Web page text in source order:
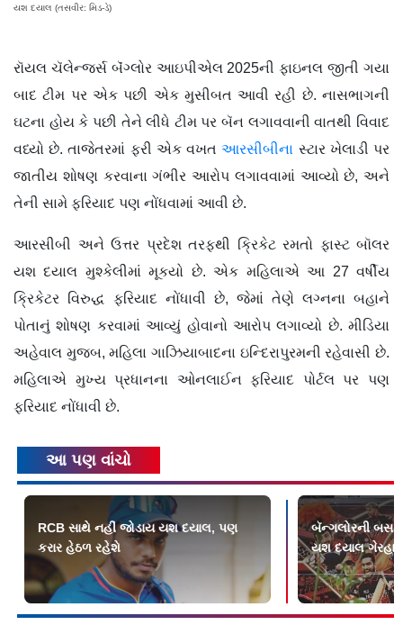
યશ દયાલ (તસવીર: મિડ-ડે)
રૉયલ ચૅલેન્જર્સ બૅંગ્લોર આઇપીએલ 2025ની ફાઇનલ જીતી ગયા
બાદ ટીમ પર એક પછી એક મુસીબત આવી રહી છે. નાસભાગની
ઘટના હોય કે પછી તેને લીધે ટીમ પર બૅન લગાવવાની વાતથી વિવાદ
વધ્યો છે. તાજેતરમાં ફરી એક વખતઆરસીબીના સ્ટાર ખેલાડી પર
જાતીય શોષણ કરવાના ગંભીર આરોપ લગાવવામાં આવ્યો છે, અને
તેની સામે ફરિયાદ પણ નોંધવામાં આવી છે.
આરસીબી અને ઉત્તર પ્રદેશ તરફથી ક્રિકેટ રમતો ફાસ્ટ બૉલર
યશ દયાલ મુશ્કેલીમાં મૂકયો છે. એક મહિલાએ આ 27 વર્ષીય
ક્રિકેટર વિરુદ્ધ ફરિયાદ નોંધાવી છે, જેમાં તેણે લગ્નના બહાને
પોતાનું શોષણ કરવામાં આવ્યું હોવાનો આરોપ લગાવ્યો છે. મીડિયા
અહેવાલ મુજબ, મહિલા ગાઝિયાબાદના ઇન્દિરાપુરમની રહેવાસી છે.
મહિલાએ મુખ્ય પ્રધાનના ઓનલાઈન ફરિયાદ પોર્ટલ પર પણ
ફરિયાદ નોંધાવી છે.
આ પણ વાંચો
RCB સાથે નહીં જોડાય યશ દયાલ, પણ
કરાર હેઠળ રહેશે
બૅન્ગલોરની બસ
યશ દયાલ